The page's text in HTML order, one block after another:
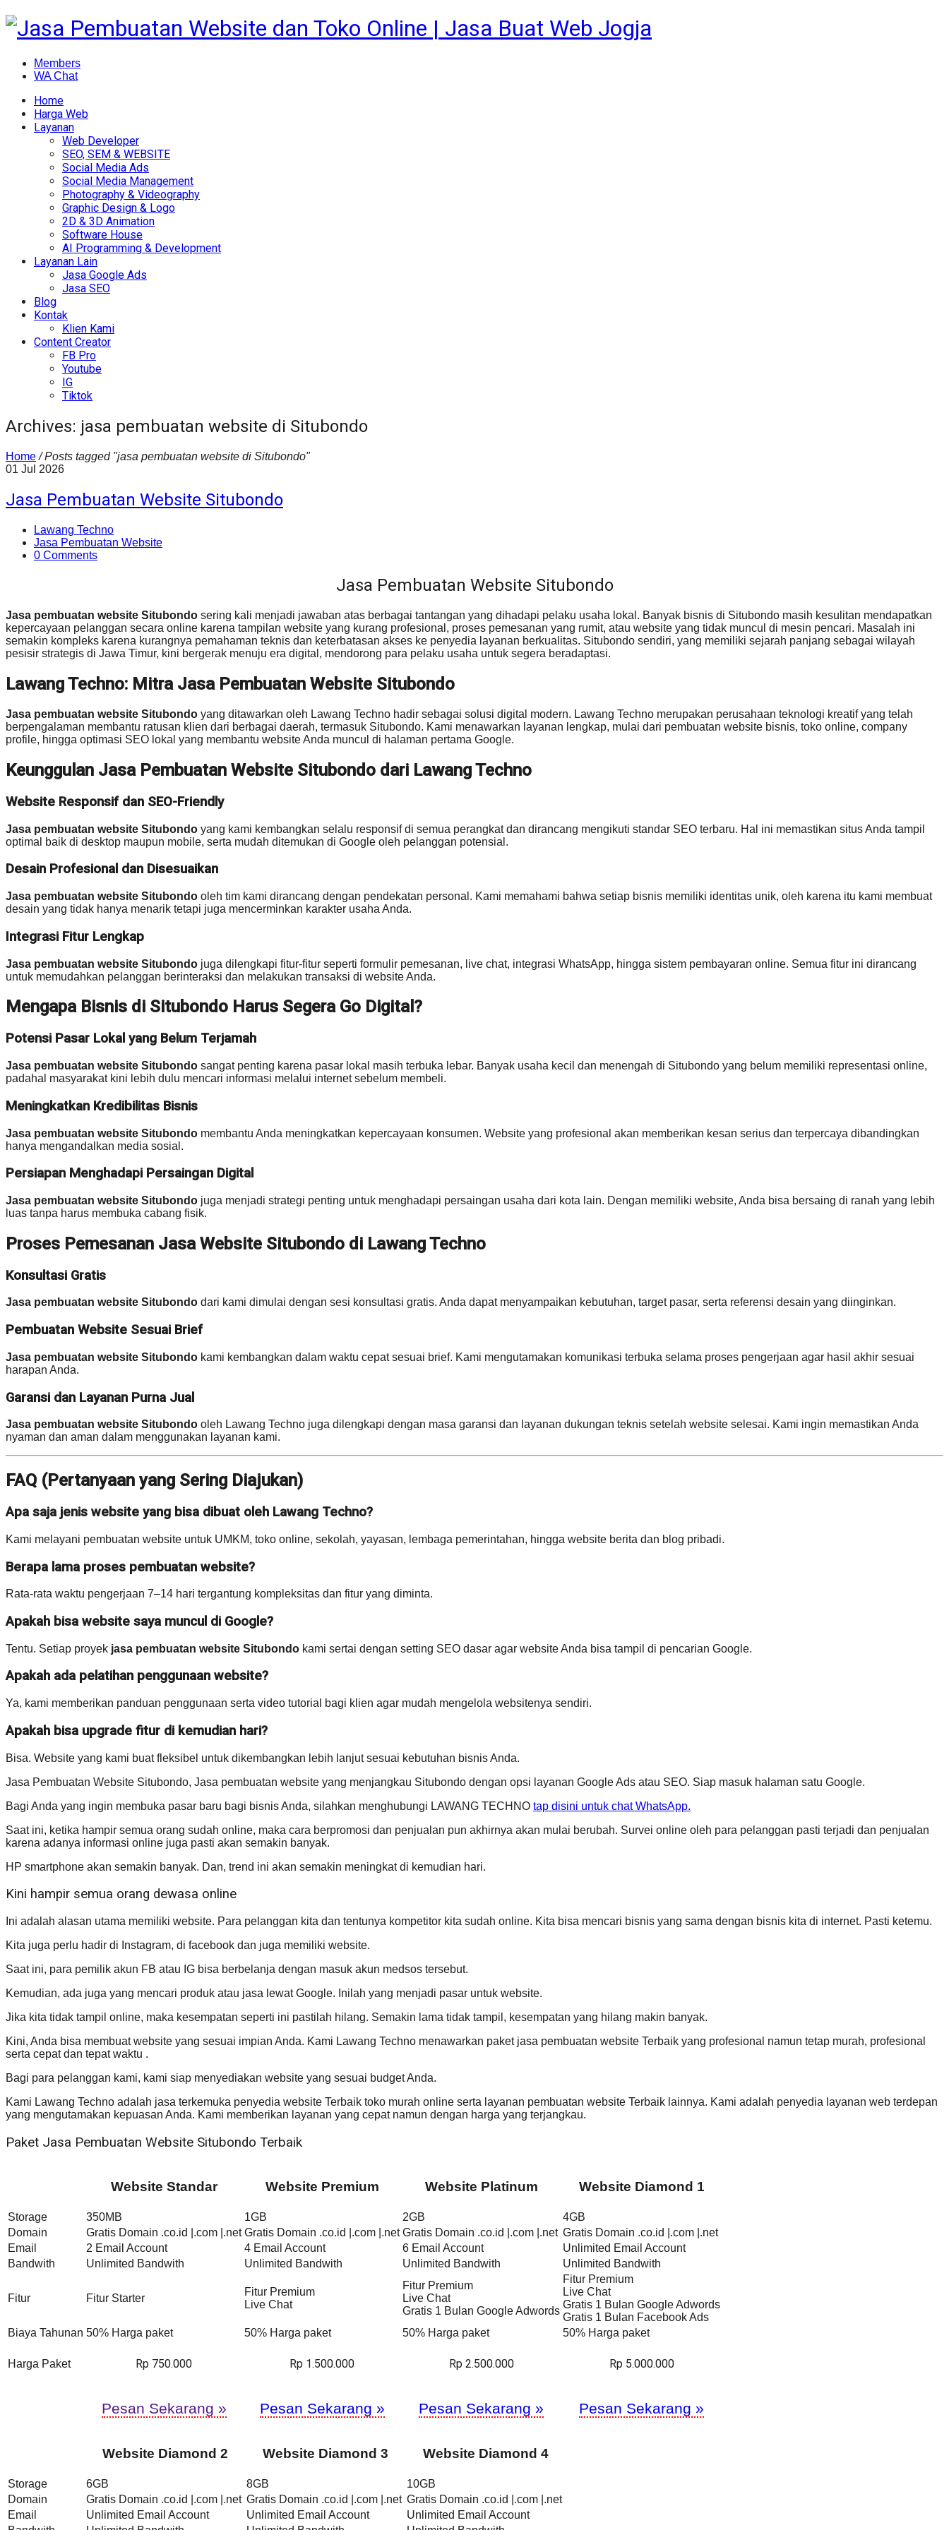
Members
WA Chat
Home
Harga Web
Layanan
Web Developer
SEO, SEM & WEBSITE
Social Media Ads
Social Media Management
Photography & Videography
Graphic Design & Logo
2D & 3D Animation
Software House
AI Programming & Development
Layanan Lain
Jasa Google Ads
Jasa SEO
Blog
Kontak
Klien Kami
Content Creator
FB Pro
Youtube
IG
Tiktok
Archives: jasa pembuatan website di Situbondo
Home / Posts tagged "jasa pembuatan website di Situbondo"
01 Jul 2026
Jasa Pembuatan Website Situbondo
Lawang Techno
Jasa Pembuatan Website
0 Comments
Jasa Pembuatan Website Situbondo
Jasa pembuatan website Situbondo sering kali menjadi jawaban atas berbagai tantangan yang dihadapi pelaku usaha lokal. Banyak bisnis di Situbondo masih kesulitan mendapatkan
kepercayaan pelanggan secara online karena tampilan website yang kurang profesional, proses pemesanan yang rumit, atau website yang tidak muncul di mesin pencari. Masalah ini
semakin kompleks karena kurangnya pemahaman teknis dan keterbatasan akses ke penyedia layanan berkualitas. Situbondo sendiri, yang memiliki sejarah panjang sebagai wilayah
pesisir strategis di Jawa Timur, kini bergerak menuju era digital, mendorong para pelaku usaha untuk segera beradaptasi.
Lawang Techno: Mitra Jasa Pembuatan Website Situbondo
Jasa pembuatan website Situbondo yang ditawarkan oleh Lawang Techno hadir sebagai solusi digital modern. Lawang Techno merupakan perusahaan teknologi kreatif yang telah
berpengalaman membantu ratusan klien dari berbagai daerah, termasuk Situbondo. Kami menawarkan layanan lengkap, mulai dari pembuatan website bisnis, toko online, company
profile, hingga optimasi SEO lokal yang membantu website Anda muncul di halaman pertama Google.
Keunggulan Jasa Pembuatan Website Situbondo dari Lawang Techno
Website Responsif dan SEO-Friendly
Jasa pembuatan website Situbondo yang kami kembangkan selalu responsif di semua perangkat dan dirancang mengikuti standar SEO terbaru. Hal ini memastikan situs Anda tampil
optimal baik di desktop maupun mobile, serta mudah ditemukan di Google oleh pelanggan potensial.
Desain Profesional dan Disesuaikan
Jasa pembuatan website Situbondo oleh tim kami dirancang dengan pendekatan personal. Kami memahami bahwa setiap bisnis memiliki identitas unik, oleh karena itu kami membuat
desain yang tidak hanya menarik tetapi juga mencerminkan karakter usaha Anda.
Integrasi Fitur Lengkap
Jasa pembuatan website Situbondo juga dilengkapi fitur-fitur seperti formulir pemesanan, live chat, integrasi WhatsApp, hingga sistem pembayaran online. Semua fitur ini dirancang
untuk memudahkan pelanggan berinteraksi dan melakukan transaksi di website Anda.
Mengapa Bisnis di Situbondo Harus Segera Go Digital?
Potensi Pasar Lokal yang Belum Terjamah
Jasa pembuatan website Situbondo sangat penting karena pasar lokal masih terbuka lebar. Banyak usaha kecil dan menengah di Situbondo yang belum memiliki representasi online,
padahal masyarakat kini lebih dulu mencari informasi melalui internet sebelum membeli.
Meningkatkan Kredibilitas Bisnis
Jasa pembuatan website Situbondo membantu Anda meningkatkan kepercayaan konsumen. Website yang profesional akan memberikan kesan serius dan terpercaya dibandingkan
hanya mengandalkan media sosial.
Persiapan Menghadapi Persaingan Digital
Jasa pembuatan website Situbondo juga menjadi strategi penting untuk menghadapi persaingan usaha dari kota lain. Dengan memiliki website, Anda bisa bersaing di ranah yang lebih
luas tanpa harus membuka cabang fisik.
Proses Pemesanan Jasa Website Situbondo di Lawang Techno
Konsultasi Gratis
Jasa pembuatan website Situbondo dari kami dimulai dengan sesi konsultasi gratis. Anda dapat menyampaikan kebutuhan, target pasar, serta referensi desain yang diinginkan.
Pembuatan Website Sesuai Brief
Jasa pembuatan website Situbondo kami kembangkan dalam waktu cepat sesuai brief. Kami mengutamakan komunikasi terbuka selama proses pengerjaan agar hasil akhir sesuai
harapan Anda.
Garansi dan Layanan Purna Jual
Jasa pembuatan website Situbondo oleh Lawang Techno juga dilengkapi dengan masa garansi dan layanan dukungan teknis setelah website selesai. Kami ingin memastikan Anda
nyaman dan aman dalam menggunakan layanan kami.
FAQ (Pertanyaan yang Sering Diajukan)
Apa saja jenis website yang bisa dibuat oleh Lawang Techno?
Kami melayani pembuatan website untuk UMKM, toko online, sekolah, yayasan, lembaga pemerintahan, hingga website berita dan blog pribadi.
Berapa lama proses pembuatan website?
Rata-rata waktu pengerjaan 7–14 hari tergantung kompleksitas dan fitur yang diminta.
Apakah bisa website saya muncul di Google?
Tentu. Setiap proyek jasa pembuatan website Situbondo kami sertai dengan setting SEO dasar agar website Anda bisa tampil di pencarian Google.
Apakah ada pelatihan penggunaan website?
Ya, kami memberikan panduan penggunaan serta video tutorial bagi klien agar mudah mengelola websitenya sendiri.
Apakah bisa upgrade fitur di kemudian hari?
Bisa. Website yang kami buat fleksibel untuk dikembangkan lebih lanjut sesuai kebutuhan bisnis Anda.
Jasa Pembuatan Website Situbondo, Jasa pembuatan website yang menjangkau Situbondo dengan opsi layanan Google Ads atau SEO. Siap masuk halaman satu Google.
Bagi Anda yang ingin membuka pasar baru bagi bisnis Anda, silahkan menghubungi LAWANG TECHNO tap disini untuk chat WhatsApp.
Saat ini, ketika hampir semua orang sudah online, maka cara berpromosi dan penjualan pun akhirnya akan mulai berubah. Survei online oleh para pelanggan pasti terjadi dan penjualan
karena adanya informasi online juga pasti akan semakin banyak.
HP smartphone akan semakin banyak. Dan, trend ini akan semakin meningkat di kemudian hari.
Kini hampir semua orang dewasa online
Ini adalah alasan utama memiliki website. Para pelanggan kita dan tentunya kompetitor kita sudah online. Kita bisa mencari bisnis yang sama dengan bisnis kita di internet. Pasti ketemu.
Kita juga perlu hadir di Instagram, di facebook dan juga memiliki website.
Saat ini, para pemilik akun FB atau IG bisa berbelanja dengan masuk akun medsos tersebut.
Kemudian, ada juga yang mencari produk atau jasa lewat Google. Inilah yang menjadi pasar untuk website.
Jika kita tidak tampil online, maka kesempatan seperti ini pastilah hilang. Semakin lama tidak tampil, kesempatan yang hilang makin banyak.
Kini, Anda bisa membuat website yang sesuai impian Anda. Kami Lawang Techno menawarkan paket jasa pembuatan website Terbaik yang profesional namun tetap murah, profesional
serta cepat dan tepat waktu .
Bagi para pelanggan kami, kami siap menyediakan website yang sesuai budget Anda.
Kami Lawang Techno adalah jasa terkemuka penyedia website Terbaik toko murah online serta layanan pembuatan website Terbaik lainnya. Kami adalah penyedia layanan web terdepan
yang mengutamakan kepuasan Anda. Kami memberikan layanan yang cepat namun dengan harga yang terjangkau.
Paket Jasa Pembuatan Website Situbondo Terbaik
Website Standar Website Premium Website Platinum Website Diamond 1
Storage 350MB 1GB 2GB
4GB
Domain
Gratis Domain .co.id |.com |.net Gratis Domain .co.id |.com |.net Gratis Domain .co.id |.com |.net Gratis Domain .co.id |.com |.net
Email
2 Email Account 4 Email Account 6 Email Account
Unlimited Email Account
Bandwith
Unlimited Bandwith Unlimited Bandwith Unlimited Bandwith Unlimited Bandwith
Fitur Fitur Starter
Fitur Premium
Live Chat
Fitur Premium
Live Chat
Gratis 1 Bulan Google Adwords
Fitur Premium
Live Chat
Gratis 1 Bulan Google Adwords
Gratis 1 Bulan Facebook Ads
Biaya Tahunan 50% Harga paket 50% Harga paket 50% Harga paket 50% Harga paket
Harga Paket Rp 750.000 Rp 1.500.000 Rp 2.500.000 Rp 5.000.000
Pesan Sekarang » Pesan Sekarang » Pesan Sekarang » Pesan Sekarang »
Website Diamond 2 Website Diamond 3 Website Diamond 4
Storage 6GB 8GB
10GB
Domain
Gratis Domain .co.id |.com |.net Gratis Domain .co.id |.com |.net Gratis Domain .co.id |.com |.net
Email
Unlimited Email Account Unlimited Email Account
Unlimited Email Account